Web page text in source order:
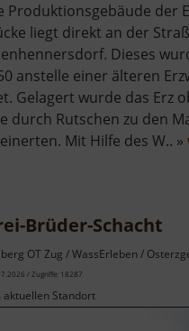
Produktionsgebäude der
liegt direkt an der
Dieses
anstelle einer älteren
Gelagert wurde das Erz
durch Rutschen zu den
Mit Hilfe des W.. »
Brüder-Schacht
OT Zug / WassErleben /
/ Zugriffe: 18287
aktuellen Standort